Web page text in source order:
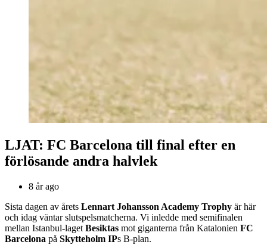
LJAT: FC Barcelona till final efter en
förlösande andra halvlek
8 år ago
Sista dagen av årets Lennart Johansson Academy Trophy är här
och idag väntar slutspelsmatcherna. Vi inledde med semifinalen
mellan Istanbul-laget Besiktas mot giganterna från Katalonien FC
Barcelona på Skytteholm IPs B-plan.